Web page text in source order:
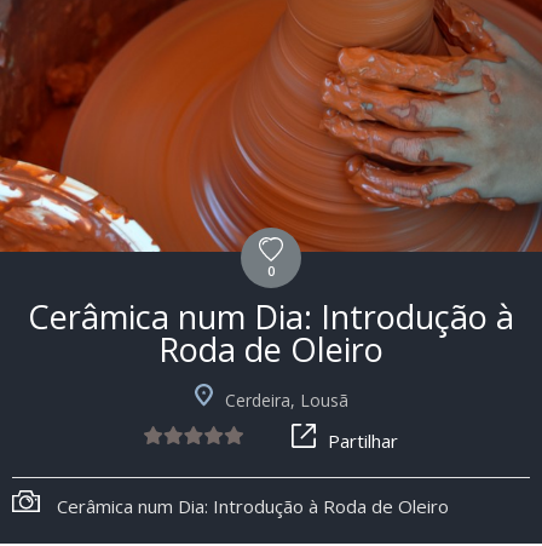
0
Cerâmica num Dia: Introdução à
Roda de Oleiro
Cerdeira, Lousã
Partilhar
Cerâmica num Dia: Introdução à Roda de Oleiro